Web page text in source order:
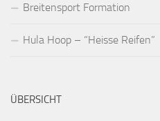
Breitensport Formation
Hula Hoop – “Heisse Reifen”
ÜBERSICHT